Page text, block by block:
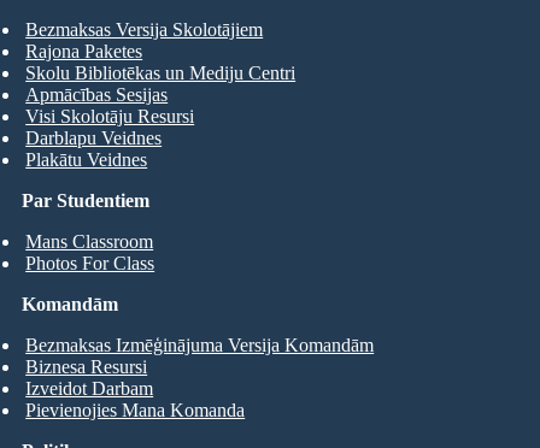
Par Studentiem
Mans Classroom
Photos For Class
Bezmaksas Versija Skolotājiem
Rajona Paketes
Skolu Bibliotēkas un Mediju Centri
Apmācības Sesijas
Visi Skolotāju Resursi
Darblapu Veidnes
Plakātu Veidnes
Komandām
Bezmaksas Izmēģinājuma Versija Komandām
Biznesa Resursi
Izveidot Darbam
Pievienojies Mana Komanda